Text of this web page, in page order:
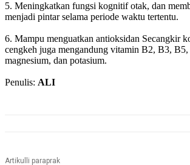
5. Meningkatkan fungsi kognitif otak, dan
menjadi pintar selama periode waktu tertentu.
6. Mampu menguatkan antioksidan Secangkir
cengkeh juga mengandung vitamin B2, B3, B5,
magnesium, dan potasium.
Penulis: ALI
Artikulli paraprak